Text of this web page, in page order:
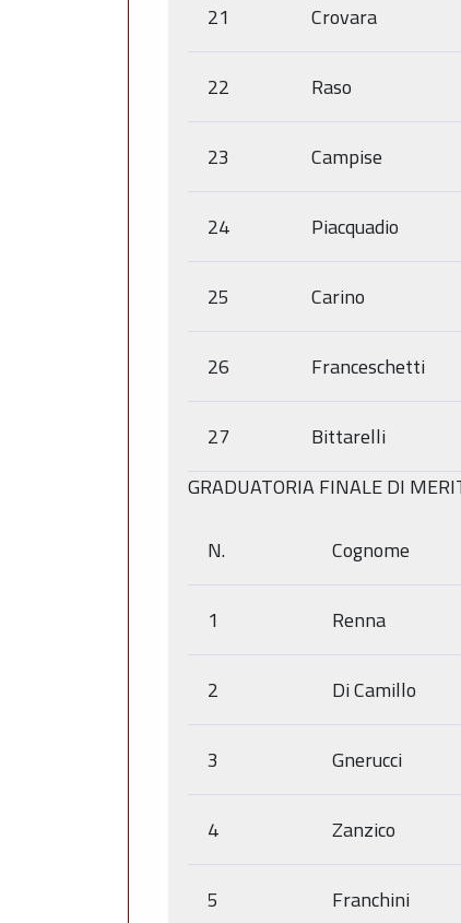
21 Crovara
22 Raso
23 Campise
24 Piacquadio
25 Carino
26 Franceschetti
27 Bittarelli
GRADUATORIA FINALE DI
N. Cognome
1 Renna
2 Di Camillo
3 Gnerucci
4 Zanzico
5 Franchini